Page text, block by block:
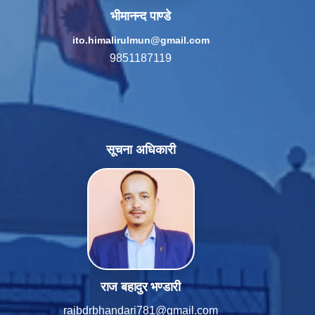
भीमानन्द पाण्डे
ito.himalirulmun@gmail.com
9851187119
सूचना अधिकारी
राज बहादुर भण्डारी
rajbdrbhandari781@gmail.com